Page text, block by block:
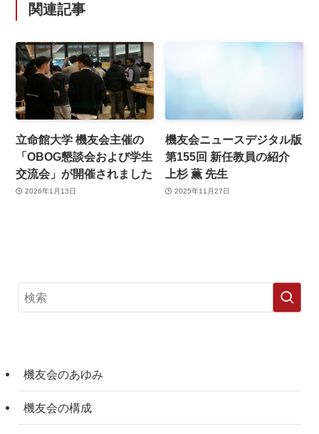
関連記事
立命館大学 機友会主催の
「OBOG懇談会および学生
交流会」が開催されました
2026年1月13日
機友会ニュースデジタル版
第155回 新任教員の紹介
上杉 薫 先生
2025年11月27日
機友会のあゆみ
機友会の構成